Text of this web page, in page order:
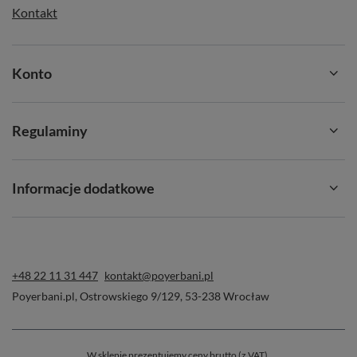
Kontakt
Konto
Regulaminy
Informacje dodatkowe
+48 22 11 31 447 kontakt@poyerbani.pl
Poyerbani.pl, Ostrowskiego 9/129, 53-238Wrocław